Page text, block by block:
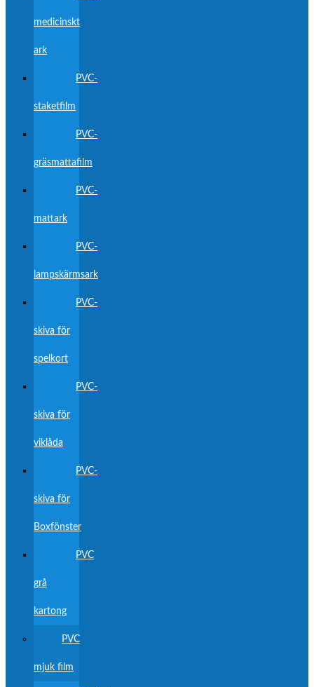
medicinskt
ark
PVC-
staketfilm
PVC-
gräsmattafilm
PVC-
mattark
PVC-
lampskärmsark
PVC-
skiva för
spelkort
PVC-
skiva för
viklåda
PVC-
skiva för
Boxfönster
PVC
grå
kartong
PVC
mjuk film